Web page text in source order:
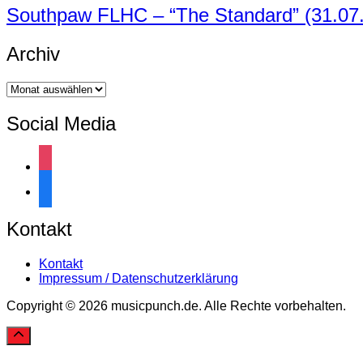
Southpaw FLHC – “The Standard”
Archiv
Archiv
Social Media
Kontakt
Kontakt
Impressum / Datenschutzerklärung
Copyright © 2026 musicpunch.de. Alle Rechte vorbehalten.